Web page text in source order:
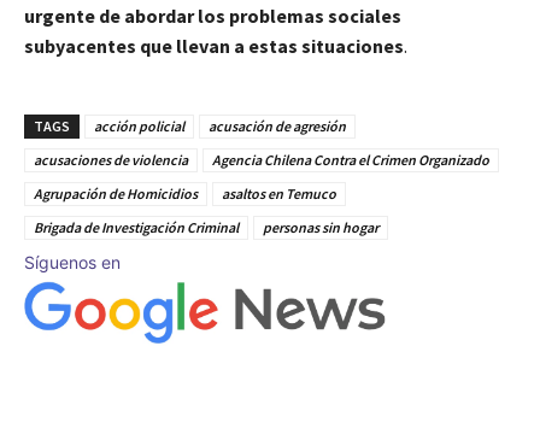
urgente de abordar los problemas sociales
subyacentes que llevan a estas situaciones.
TAGS acción policial
acusación de agresión
acusaciones de violencia
Agencia Chilena Contra el Crimen Organizado
Agrupación de Homicidios
asaltos en Temuco
Brigada de Investigación Criminal
personas sin hogar
Síguenos en